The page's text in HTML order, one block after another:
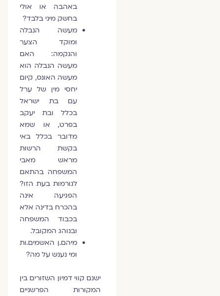
באהבה או אולי
בחשק מיני בלבד?
מעשה הנבלה
ומוקד הצער
והנקמה: האם
מעשה הנבלה הוא
מעשה האונס, קיום
יחסי מין של ערל
עם בת ישראל
בכלל ובת יעקב
בפרט, או שמא
מדובר בכלל באי
בקשת הרשות
מראש מאבי
המשפחה בהתאם
לנורמות בעת הזו?
הפגיעה אינה
בהכרח בדינה אלא
בכבוד המשפחה
ובנוהג המקובל.
מיהם.ן האשמים.ות
ומי נענש על מה?
ישנם קווי דמיון השזורים בין
המקורות הפרשניים